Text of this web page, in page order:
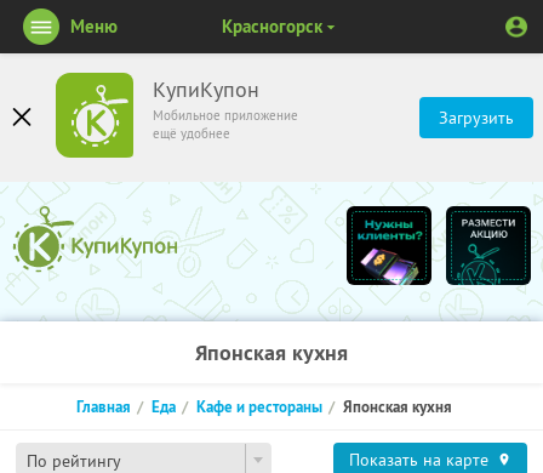
КупиКупон
Мобильное приложение
ещё удобнее
Загрузить
Меню Красногорск
Японская кухня
По рейтингу
Главная Еда Кафе и рестораны Японская кухня
Показать на карте